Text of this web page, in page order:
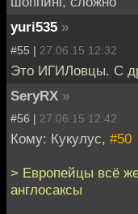
yuri535 »
#55 | 27.06.15 12:32
Это ИГИЛовцы. С
SeryRX »
#56 | 27.06.15 12:42
Кому: Кукулус, #50
> Европейцы всё
англосаксы